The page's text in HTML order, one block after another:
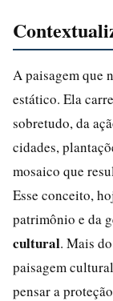
A paisagem que
estático. Ela
sobretudo, da
cidades,
mosaico que
Esse conceito,
patrimônio e da
cultural. Mais
paisagem
pensar a